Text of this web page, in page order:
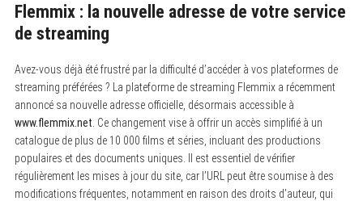
Flemmix : la nouvelle adresse de votre service
de streaming
Avez-vous déjà été frustré par la difficulté d’accéder à vos plateformes de
streaming préférées ? La plateforme de streaming Flemmix a récemment
annoncé sa nouvelle adresse officielle, désormais accessible à
www.flemmix.net . Ce changement vise à offrir un accès simplifié à un
catalogue de plus de 10 000 films et séries, incluant des productions
populaires et des documents uniques. Il est essentiel de vérifier
régulièrement les mises à jour du site, car l’URL peut être soumise à des
modifications fréquentes, notamment en raison des droits d’auteur, qui